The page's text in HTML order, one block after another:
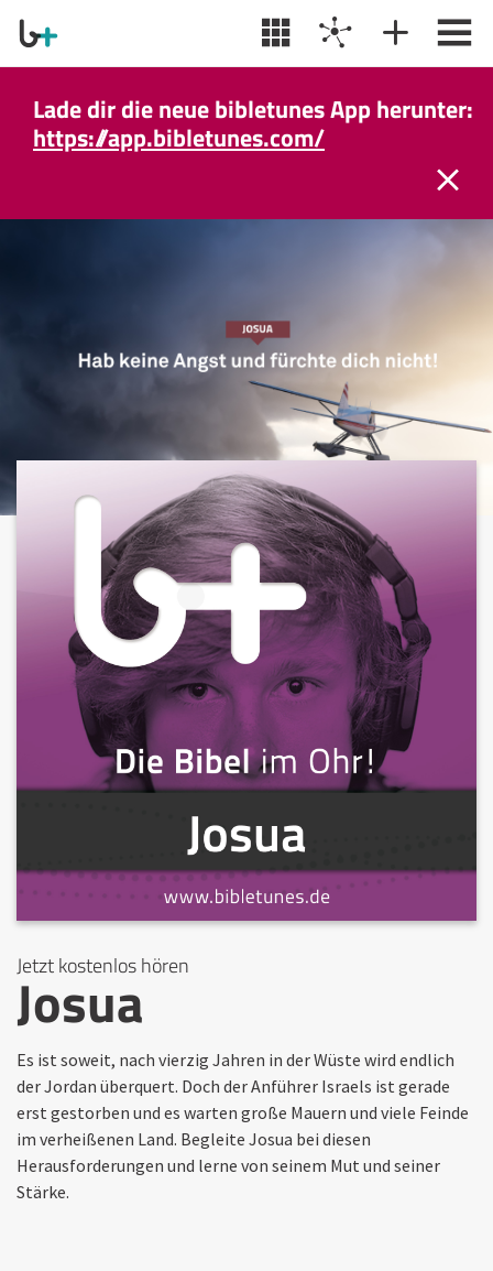
Lade dir die neue bibletunes App herunter:
https://app.bibletunes.com/
Jetzt kostenlos hören
Josua
Es ist soweit, nach vierzig Jahren in der Wüste wird endlich
der Jordan überquert. Doch der Anführer Israels ist gerade
erst gestorben und es warten große Mauern und viele Feinde
im verheißenen Land. Begleite Josua bei diesen
Herausforderungen und lerne von seinem Mut und seiner
Stärke.